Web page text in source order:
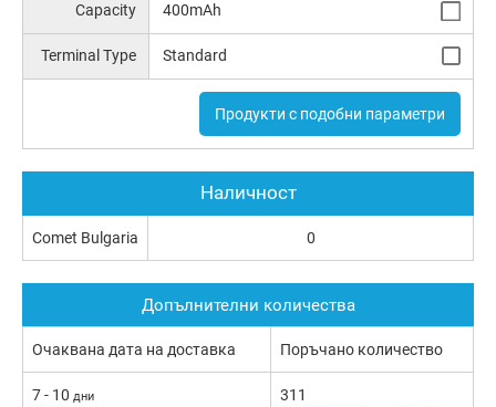
Capacity 400mAh
Terminal Type Standard
Продукти с подобни параметри
Наличност
Comet Bulgaria 0
Допълнителни количества
Очаквана дата на доставка Поръчано количество
7 - 10 дни 311